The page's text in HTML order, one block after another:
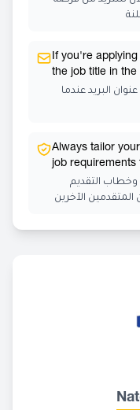
If you're
the job title in
البريد عندما
Always tailor
job
التقديم
الآخرين